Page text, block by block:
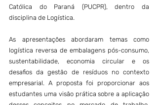
Católica do Paraná (PUCPR), dentro da
disciplina de Logística.
As apresentações abordaram temas como
logística reversa de embalagens pós-consumo,
sustentabilidade, economia circular e os
desafios da gestão de resíduos no contexto
empresarial. A proposta foi proporcionar aos
estudantes uma visão prática sobre a aplicação